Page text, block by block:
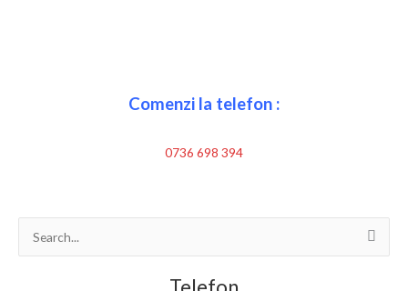
Comenzi la telefon :
0736 698 394
Search